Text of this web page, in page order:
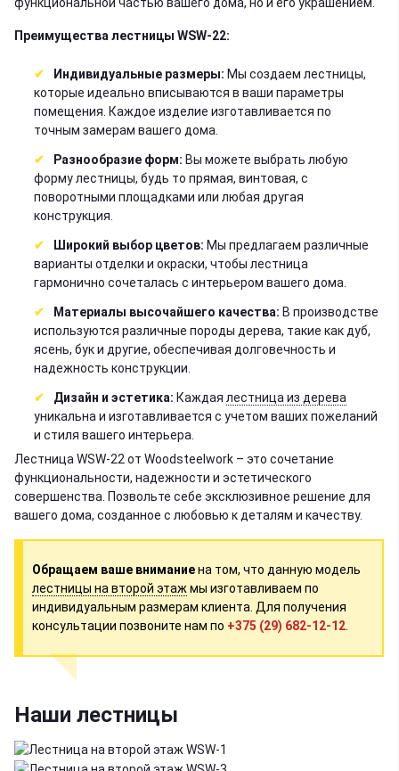
Преимущества лестницы WSW-22:
Индивидуальные размеры: Мы создаем лестницы,
которые идеально вписываются в ваши параметры
помещения. Каждое изделие изготавливается по
точным замерам вашего дома.
Разнообразие форм: Вы можете выбрать любую
форму лестницы, будь то прямая, винтовая, с
поворотными площадками или любая другая
конструкция.
Широкий выбор цветов: Мы предлагаем различные
варианты отделки и окраски, чтобы лестница
гармонично сочеталась с интерьером вашего дома.
Материалы высочайшего качества: В производстве
используются различные породы дерева, такие как дуб,
ясень, бук и другие, обеспечивая долговечность и
надежность конструкции.
Дизайн и эстетика: Каждая лестница из дерева
уникальна и изготавливается с учетом ваших пожеланий
и стиля вашего интерьера.
Лестница WSW-22 от Woodsteelwork – это сочетание
функциональности, надежности и эстетического
совершенства. Позвольте себе эксклюзивное решение для
вашего дома, созданное с любовью к деталям и качеству.
Обращаем ваше вниманиена том, что данную модель
лестницы на второй этажмы изготавливаем по
индивидуальным размерам клиента. Для получения
консультации позвоните нам по +375 (29) 682-12-12
Наши лестницы